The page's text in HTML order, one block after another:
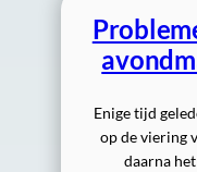
Enige tijd
op de viering
daarna